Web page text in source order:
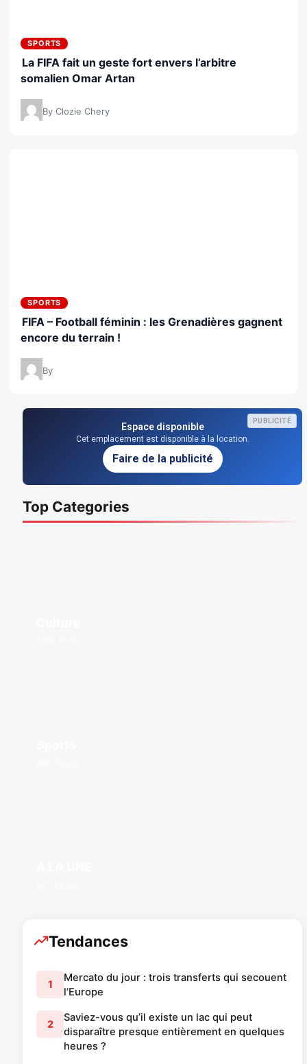
SPORTS
La FIFA fait un geste fort envers l’arbitre
somalien Omar Artan
By Clozie Chery
SPORTS
FIFA – Football féminin : les Grenadières gagnent
encore du terrain !
By
PUBLICITÉ
Espace disponible
Cet emplacement est disponible à la location.
Faire de la publicité
Top Categories
Tendances
1
Mercato du jour : trois transferts qui secouent
l’Europe
2
Saviez-vous qu’il existe un lac qui peut
disparaître presque entièrement en quelques
heures ?